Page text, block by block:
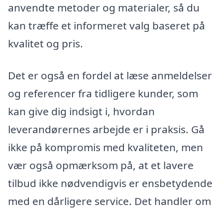
anvendte metoder og materialer, så du
kan træffe et informeret valg baseret på
kvalitet og pris.
Det er også en fordel at læse anmeldelser
og referencer fra tidligere kunder, som
kan give dig indsigt i, hvordan
leverandørernes arbejde er i praksis. Gå
ikke på kompromis med kvaliteten, men
vær også opmærksom på, at et lavere
tilbud ikke nødvendigvis er ensbetydende
med en dårligere service. Det handler om